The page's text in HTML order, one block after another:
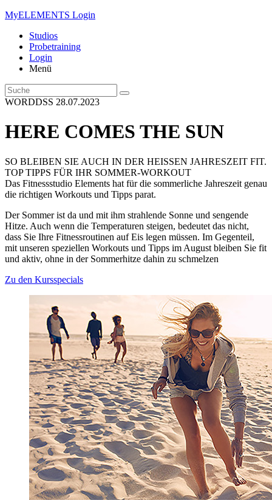
MyELEMENTS Login
Studios
Probe­training
Login
Menü
WORDDSS 28.07.2023
HERE COMES THE SUN
SO BLEIBEN SIE AUCH IN DER HEISSEN JAHRESZEIT FIT.
TOP TIPPS FÜR IHR SOMMER-WORKOUT
Das Fitnessstudio Elements hat für die sommerliche Jahreszeit genau
die richtigen Workouts und Tipps parat.
Der Sommer ist da und mit ihm strahlende Sonne und sengende
Hitze. Auch wenn die Temperaturen steigen, bedeutet das nicht,
dass Sie Ihre Fitnessroutinen auf Eis legen müssen. Im Gegenteil,
mit unseren speziellen Workouts und Tipps im August bleiben Sie fit
und aktiv, ohne in der Sommerhitze dahin zu schmelzen
Zu den Kursspecials